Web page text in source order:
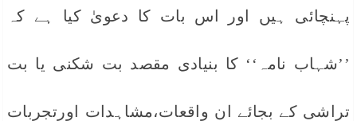
پہنچائی ہیں اور اس بات کا دعویٰ کیا ہے کہ
’’شہاب نامہ‘‘ کا بنیادی مقصد بت شکنی یا بت
تراشی کے بجائے ان واقعات،مشاہدات اورتجربات